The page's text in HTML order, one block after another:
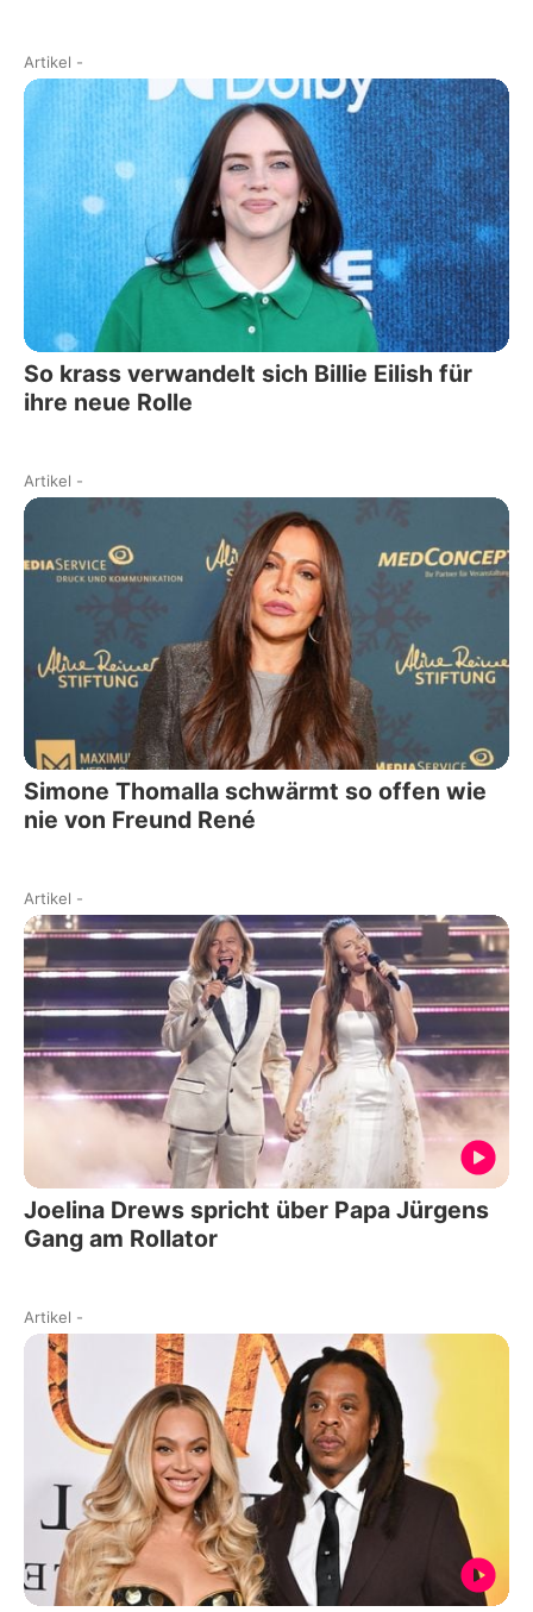
Artikel -
So krass verwandelt sich Billie Eilish für
ihre neue Rolle
Artikel -
Simone Thomalla schwärmt so offen wie
nie von Freund René
Artikel -
Joelina Drews spricht über Papa Jürgens
Gang am Rollator
Artikel -